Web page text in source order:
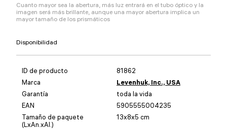
Cuanto mayor sea la abertura, más luz entrará en el tubo óptico y la
imagen será más brillante, aunque una mayor abertura implica un
mayor tamaño de los prismáticos
Disponibilidad
ID de producto
81862
Marca
Levenhuk, Inc., USA
Garantía
toda la vida
EAN
5905555004235
Tamaño de paquete
(LxAn.xAl.)
13x8x5 cm